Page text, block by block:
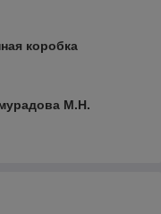
коробка
М.Н.